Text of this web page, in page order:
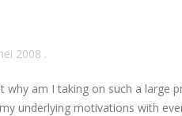
2008 .
am I taking on such a large
underlying motivations with